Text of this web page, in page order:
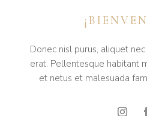
Donec nisl purus, aliquet
erat. Pellentesque habitant
et netus et malesuada